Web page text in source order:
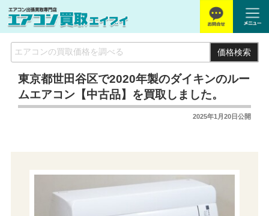
価格検索
東京都世田谷区で2020年製のダイキンのルー
ムエアコン【中古品】を買取しました。
2025年1月20日公開